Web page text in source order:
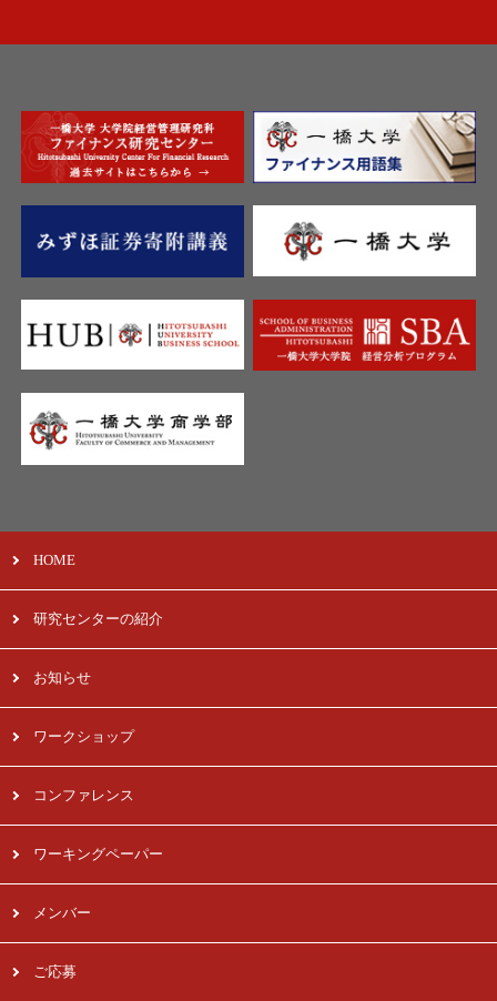
HOME
研究センターの紹介
お知らせ
ワークショップ
コンファレンス
ワーキングペーパー
メンバー
ご応募